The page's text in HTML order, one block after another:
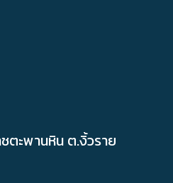
ตะพานหิน ต.งิ้วราย